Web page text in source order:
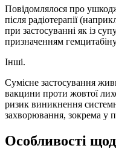
Повідомлялося про
після радіотерапії
при застосуванні як із
призначенням
Інші.
Сумісне застосування
вакцини проти жовтої
ризик виникнення
захворювання, зокрема у
Особливості